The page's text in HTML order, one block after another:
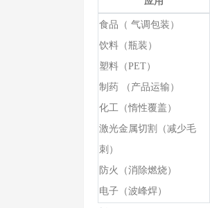
食品（ 气调包装）
饮料（瓶装）
塑料（PET）
制药
（产品运输）
化工（惰性覆盖）
激光金属切割（减少毛
刺）
防火（消除燃烧）
电子（波峰焊）